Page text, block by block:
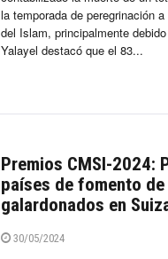
la temporada de peregrinación
del Islam, principalmente
Yalayel destacó que el 83...
Premios CMSI-2024:
países de fomento
galardonados en
30/05/2024